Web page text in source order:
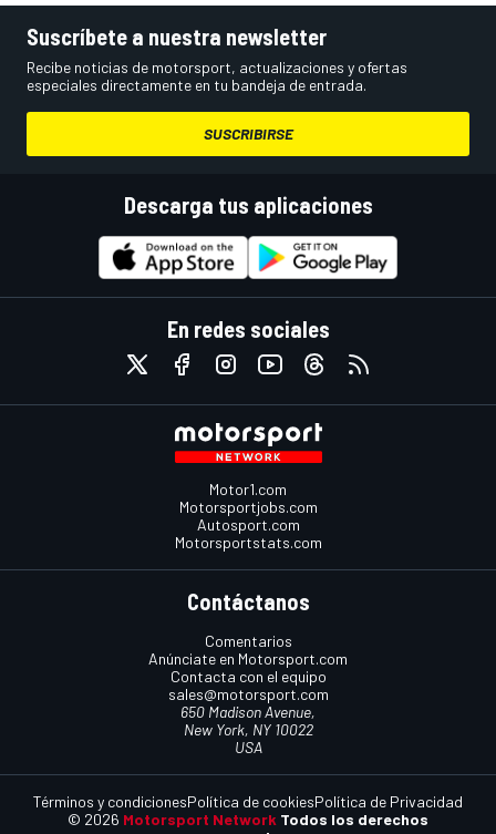
Suscríbete a nuestra newsletter
Recibe noticias de motorsport, actualizaciones y ofertas
especiales directamente en tu bandeja de entrada.
SUSCRIBIRSE
Descarga tus aplicaciones
En redes sociales
Motor1.com
Motorsportjobs.com
Autosport.com
Motorsportstats.com
Contáctanos
Comentarios
Anúnciate en Motorsport.com
Contacta con el equipo
sales@motorsport.com
650 Madison Avenue,
New York, NY 10022
USA
© 2026 Motorsport Network Todos los derechos
Términos y condicionesPolítica de cookiesPolítica de Privacidad